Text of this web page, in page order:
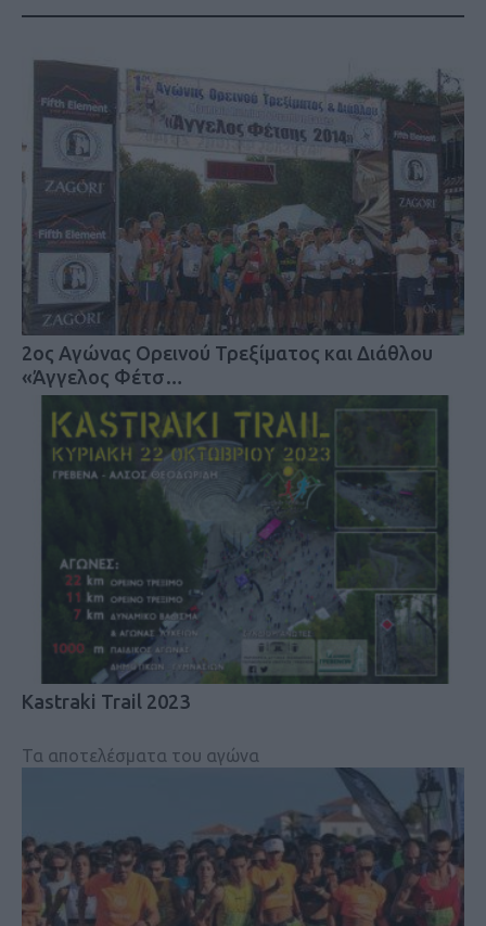
2ος Αγώνας Ορεινού Τρεξίματος και Διάθλου
«Άγγελος Φέτσ…
Kastraki Trail 2023
Τα αποτελέσματα του αγώνα